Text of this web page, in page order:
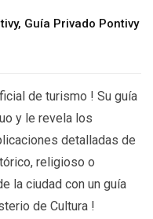
, Guía Privado Pontivy
de turismo ! Su guía
y le revela los
detalladas de
religioso o
la ciudad con un guía
de Cultura !